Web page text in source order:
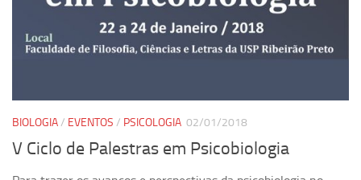
Estrutura do polo
Projetos
Ciência com Pipoca
Ciência Por Elas
BIOLOGIA/ EVENTOS / PSICOLOGIA 02/01/2018
V Ciclo de Palestras em Psicobiologia